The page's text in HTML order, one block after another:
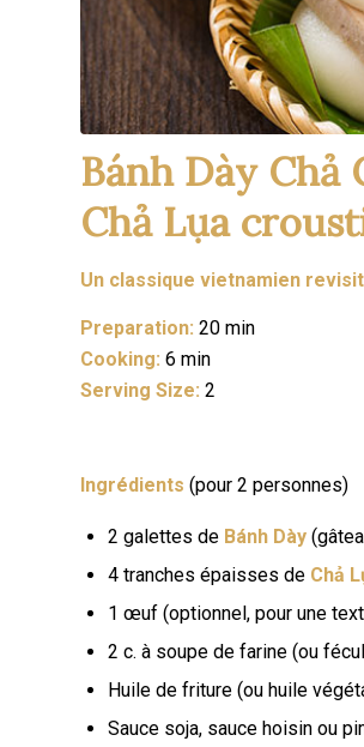
Bánh Dày
Chả Lụa
Un classique vietnamien
Preparation: 20 min
Cooking: 6 min
Serving Size: 2
Ingrédients (pour 2 personnes)
2 galettes de Bánh Dày
4 tranches épaisses de Chả
1 œuf (optionnel, pour une
2 c. à soupe de farine (ou
Huile de friture (ou huile
Sauce soja, sauce hoisin ou